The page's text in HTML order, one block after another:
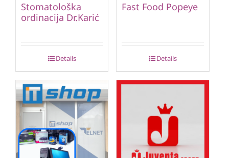
Stomatološka
ordinacija Dr.Karić
Details
Fast Food Popeye
Details